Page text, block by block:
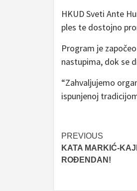
HKUD Sveti Ante
ples te dostojno
Program je
nastupima, dok se
“Zahvaljujemo
ispunjenoj
Post
navigation
PREVIOUS
KATA MARKIĆ-
ROĐENDAN!